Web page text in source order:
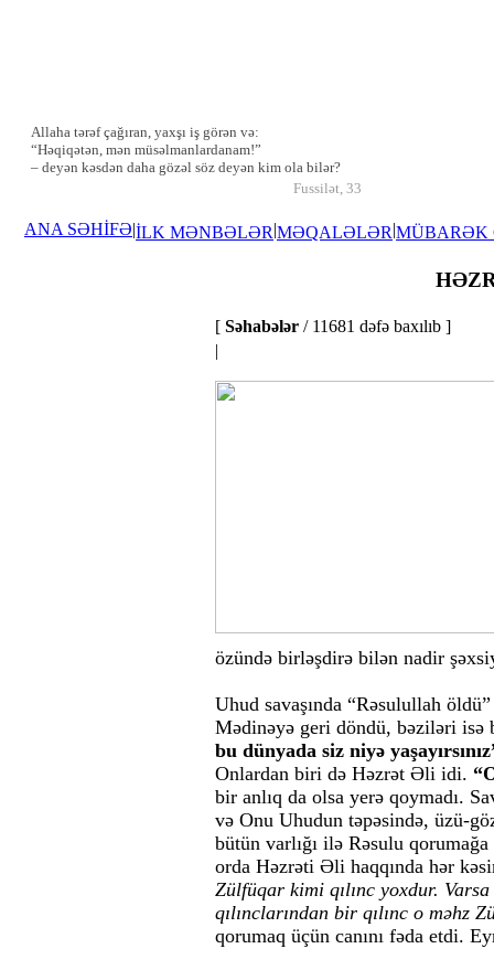
Allaha tərəf çağıran, yaxşı iş görən və:
“Həqiqətən, mən müsəlmanlardanam!”
– deyən kəsdən daha gözəl söz deyən kim ola bilər?
Fussilət, 33
ANA SƏHİFƏ|İLK MƏNBƏLƏR|MƏQALƏLƏR|MÜBARƏK
[ Səhabələr / 11681 dəfə baxılıb ]
|
özündə birləşdirə bilən nadir
Uhud savaşında “Rəsulullah
Mədinəyə geri döndü, bəziləri isə
bu dünyada siz niyə
Onlardan biri də Həzrət Əli idi.
bir anlıq da olsa yerə qoymadı.
və Onu Uhudun təpəsində, üzü-
bütün varlığı ilə Rəsulu
orda Həzrəti Əli haqqında hər
Zülfüqar kimi qılınc yoxdur.
qılınclarından bir qılınc o məhz
qorumaq üçün canını fəda etdi.